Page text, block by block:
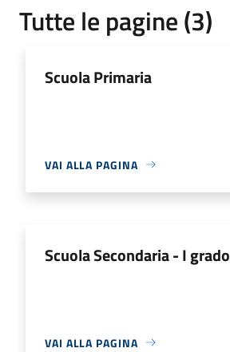
Tutte le pagine (3)
Scuola Primaria
VAI ALLA PAGINA
Scuola Secondaria - I grado
VAI ALLA PAGINA